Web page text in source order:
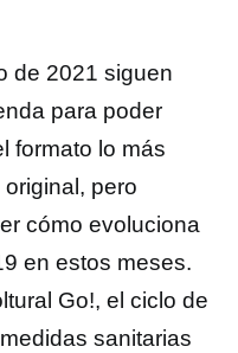
de 2021 siguen
para poder
formato lo más
pero
cómo evoluciona
en estos meses.
Go!, el ciclo de
sanitarias